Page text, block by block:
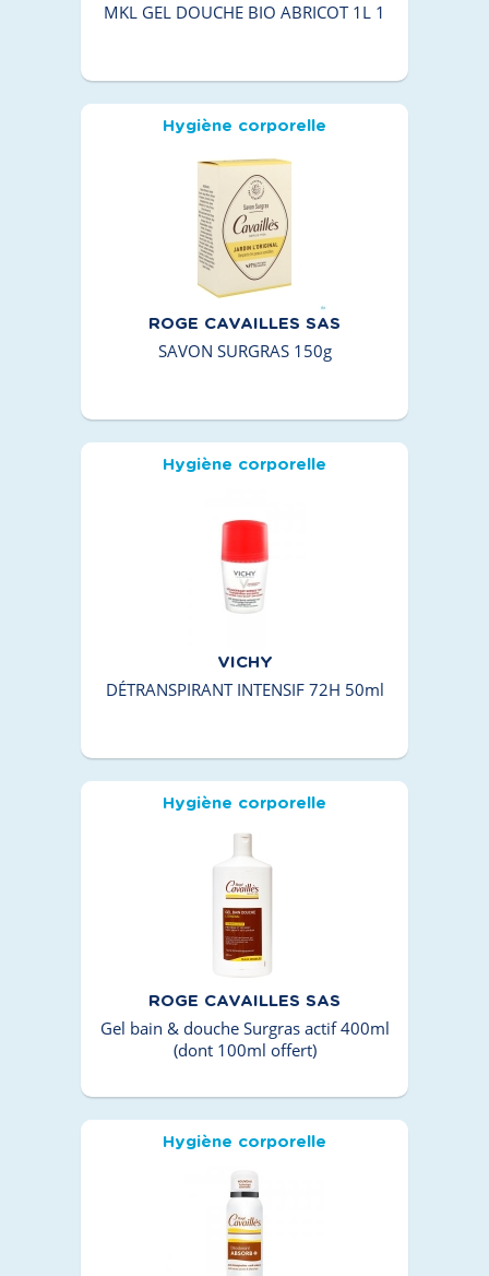
MKL GEL DOUCHE BIO ABRICOT 1L 1
Hygiène corporelle
ROGE CAVAILLES SAS
SAVON SURGRAS 150g
Hygiène corporelle
VICHY
DÉTRANSPIRANT INTENSIF 72H 50ml
Hygiène corporelle
ROGE CAVAILLES SAS
Gel bain & douche Surgras actif 400ml
(dont 100ml offert)
Hygiène corporelle